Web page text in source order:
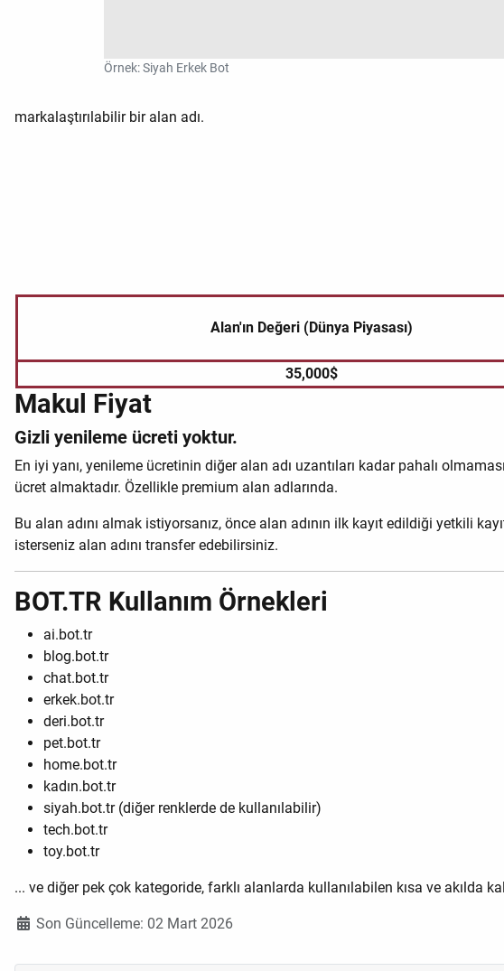
Örnek: Siyah Erkek Bot
markalaştırılabilir bir alan adı.
Alan'ın Değeri (Dünya Piyasası)
35,000$
Makul Fiyat
Gizli yenileme ücreti yoktur.
En iyi yanı, yenileme ücretinin diğer alan adı uzantıları kadar pahalı
ücret almaktadır. Özellikle premium alan adlarında.
Bu alan adını almak istiyorsanız, önce alan adının ilk kayıt edildiği yetkili
isterseniz alan adını transfer edebilirsiniz.
BOT.TR Kullanım Örnekleri
ai.bot.tr
blog.bot.tr
chat.bot.tr
erkek.bot.tr
deri.bot.tr
pet.bot.tr
home.bot.tr
kadın.bot.tr
siyah.bot.tr (diğer renklerde de kullanılabilir)
tech.bot.tr
toy.bot.tr
... ve diğer pek çok kategoride, farklı alanlarda kullanılabilen kısa ve akılda
Ayrıntılar
Son Güncelleme: 02 Mart 2026